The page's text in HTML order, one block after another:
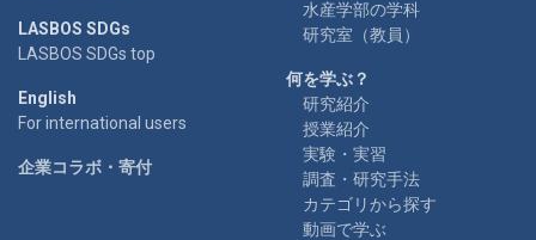
LASBOS SDGs
LASBOS SDGs top
English
For international users
企業コラボ・寄付
水産学部の学科
研究室（教員）
何を学ぶ？
研究紹介
授業紹介
実験・実習
調査・研究手法
カテゴリから探す
動画で学ぶ